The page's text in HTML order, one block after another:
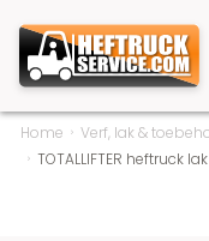
Home Verf, lak &
TOTALLIFTER heftruck